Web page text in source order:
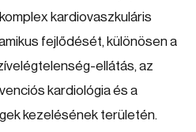
kardiovaszkuláris
fejlődését, különösen a
ellátás, az
kardiológia és a
kezelésének területén.